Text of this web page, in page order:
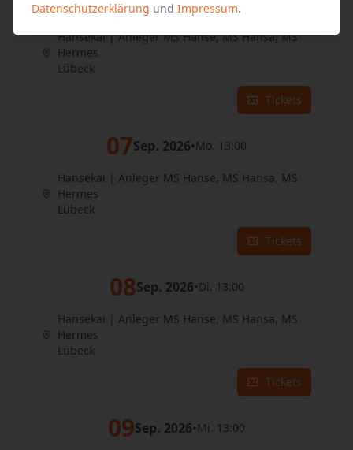
Sep. 2026•So. 13:00
Hansekai | Anleger MS Hanse, MS Hansa, MS
Hermes
Lübeck
Tickets
07Sep. 2026•Mo. 13:00
Hansekai | Anleger MS Hanse, MS Hansa, MS
Hermes
Lübeck
Tickets
08Sep. 2026•Di. 13:00
Hansekai | Anleger MS Hanse, MS Hansa, MS
Hermes
Lübeck
Tickets
09Sep. 2026•Mi. 13:00
Datenschutzerklärung und Impressum.